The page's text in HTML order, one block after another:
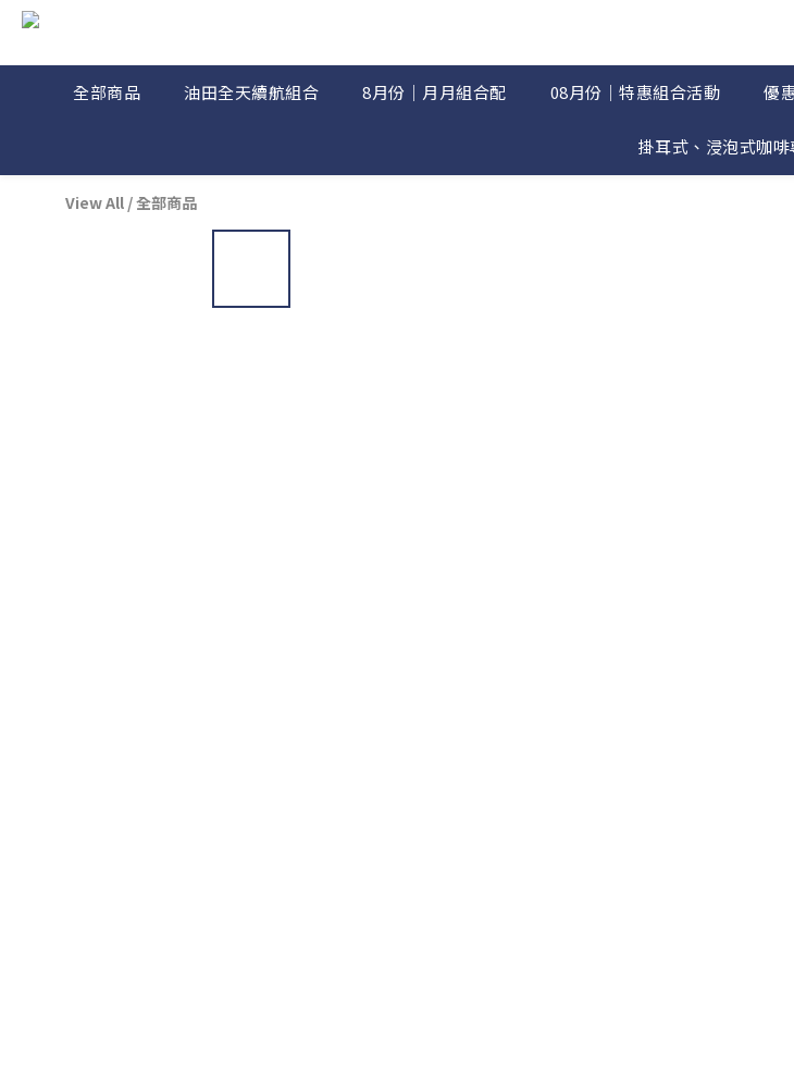
全部商品 油田全天續航組合 8月份｜月月組合配 08月份｜特惠組合活動 優
掛耳式、浸泡式咖啡
View All /全部商品